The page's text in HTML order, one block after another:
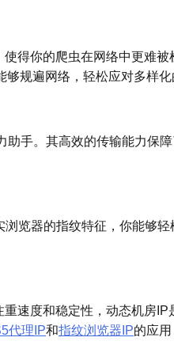
你的爬虫在网络中更难被
规遍网络，轻松应对多样化
手。其高效的传输能力保障
览器的指纹特征，你能够轻
度和稳定性，动态机房IP
代理IP和指纹浏览器IP的应